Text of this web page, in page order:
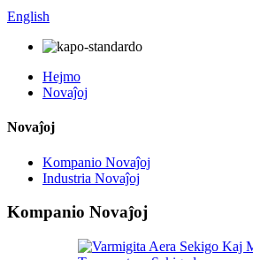
English
Hejmo
Novaĵoj
Novaĵoj
Kompanio Novaĵoj
Industria Novaĵoj
Kompanio Novaĵoj